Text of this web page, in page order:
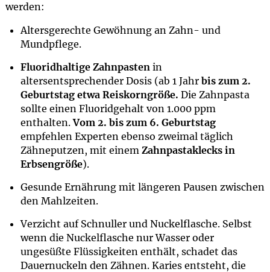
werden:
Altersgerechte Gewöhnung an Zahn- und
Mundpflege.
Fluoridhaltige Zahnpastenin
altersentsprechender Dosis (ab 1 Jahr bis zum 2.
Geburtstag etwa Reiskorngröße. Die Zahnpasta
sollte einen Fluoridgehalt von 1.000 ppm
enthalten.Vom 2. bis zum 6. Geburtstag
empfehlen Experten ebenso zweimal täglich
Zähneputzen, mit einem Zahnpastaklecks in
Erbsengröße).
Gesunde Ernährung mit längeren Pausen zwischen
den Mahlzeiten.
Verzicht auf Schnuller und Nuckelflasche. Selbst
wenn die Nuckelflasche nur Wasser oder
ungesüßte Flüssigkeiten enthält, schadet das
Dauernuckeln den Zähnen. Karies entsteht, die